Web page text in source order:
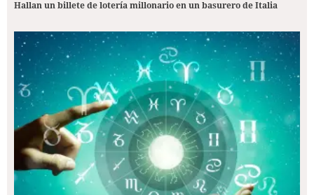
Hallan un billete de lotería millonario en un basurero de Italia